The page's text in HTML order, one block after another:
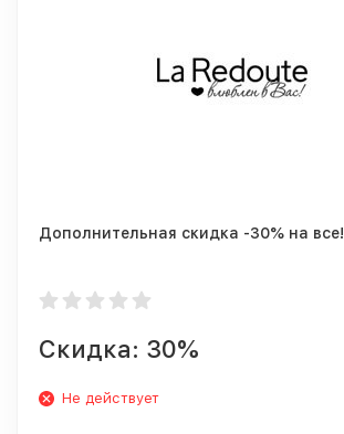
Дополнительная скидка -30% на все!
Скидка: 30%
Не действует